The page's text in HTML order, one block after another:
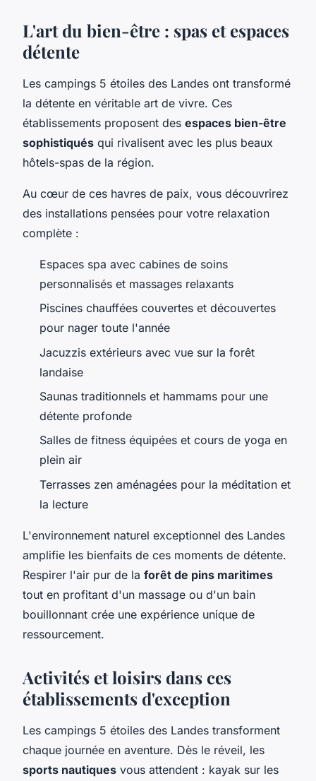
L'art du bien-être : spas et espaces
détente
Les campings 5 étoiles des Landes ont transformé
la détente en véritable art de vivre. Ces
établissements proposent des espaces bien-être
sophistiqués qui rivalisent avec les plus beaux
hôtels-spas de la région.
Au cœur de ces havres de paix, vous découvrirez
des installations pensées pour votre relaxation
complète :
Espaces spa avec cabines de soins
personnalisés et massages relaxants
Piscines chauffées couvertes et découvertes
pour nager toute l'année
Jacuzzis extérieurs avec vue sur la forêt
landaise
Saunas traditionnels et hammams pour une
détente profonde
Salles de fitness équipées et cours de yoga en
plein air
Terrasses zen aménagées pour la méditation et
la lecture
L'environnement naturel exceptionnel des Landes
amplifie les bienfaits de ces moments de détente.
Respirer l'air pur de la forêt de pins maritimes
tout en profitant d'un massage ou d'un bain
bouillonnant crée une expérience unique de
ressourcement.
Activités et loisirs dans ces
établissements d'exception
Les campings 5 étoiles des Landes transforment
chaque journée en aventure. Dès le réveil, les
sports nautiques vous attendent : kayak sur les